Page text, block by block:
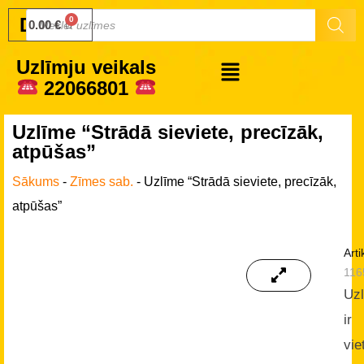
Druku.lv
0.00€
Uzlīmju veikals
22066801
Uzlīme “Strādā sieviete, precīzāk,
atpūšas”
Sākums - Zīmes sab. - Uzlīme “Strādā sieviete, precīzāk,
atpūšas”
ir